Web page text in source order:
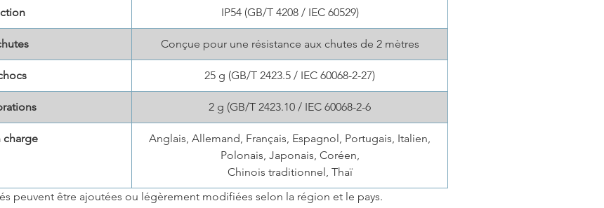
IP54 (GB/T 4208 / IEC 60529)
Conçue pour une résistance aux chutes de 2 mètres
25 g (GB/T 2423.5 / IEC 60068-2-27)
2 g (GB/T 2423.10 / IEC 60068-2-6
charge
Anglais, Allemand, Français, Espagnol, Portugais, Italien,
Polonais, Japonais, Coréen,
Chinois traditionnel, Thaï
peuvent être ajoutées ou légèrement modifiées selon la région et le pays.